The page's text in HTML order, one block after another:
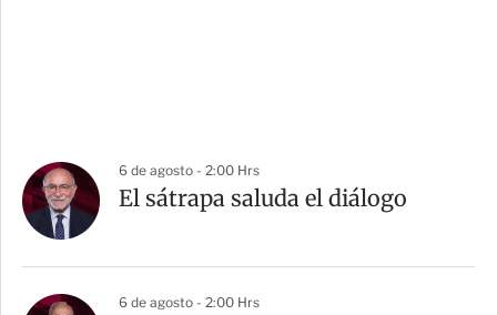
6 de agosto - 2:00 Hrs
El sátrapa saluda el diálogo
6 de agosto - 2:00 Hrs